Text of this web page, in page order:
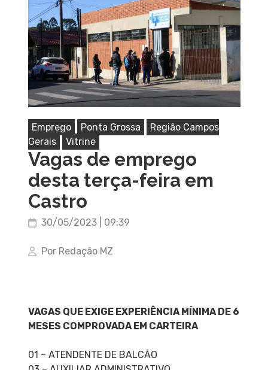
Emprego Ponta Grossa
Região Campos
Gerais
Vitrine
Vagas de emprego
desta terça-feira em
Castro
30/05/2023 | 09:39
Por Redação MZ
VAGAS QUE EXIGE EXPERIÊNCIA MÍNIMA DE 6
MESES COMPROVADA EM CARTEIRA
01 – ATENDENTE DE BALCÃO